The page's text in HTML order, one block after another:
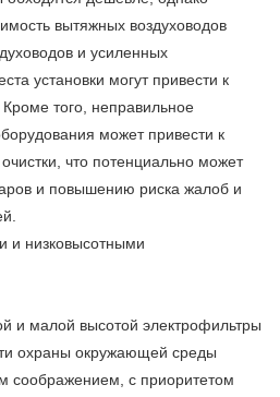
вытяжных воздуховодов
и усиленных
установки могут привести к
того, неправильное
может привести к
что потенциально может
и повышению риска жалоб и
и малой высотой электрофильтры
охраны окружающей среды
соображением, с приоритетом